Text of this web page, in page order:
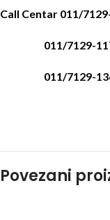
Call Centar 011/
011/7129-
011/7129-
Povezani